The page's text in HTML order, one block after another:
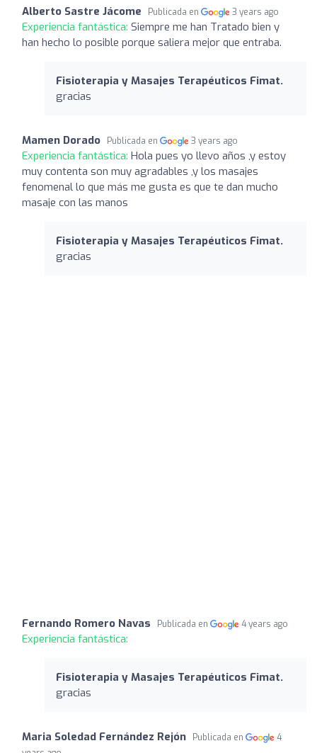
Alberto Sastre Jácome Publicada en 3 years ago
Experiencia fantástica: Siempre me han Tratado bien y
han hecho lo posible porque saliera mejor que entraba.
Fisioterapia y Masajes Terapéuticos Fimat.
gracias
Mamen Dorado Publicada en 3 years ago
Experiencia fantástica: Hola pues yo llevo años ,y estoy
muy contenta son muy agradables ,y los masajes
fenomenal lo que más me gusta es que te dan mucho
masaje con las manos
Fisioterapia y Masajes Terapéuticos Fimat.
gracias
Fernando Romero Navas Publicada en 4 years ago
Experiencia fantástica:
Fisioterapia y Masajes Terapéuticos Fimat.
gracias
Maria Soledad Fernández Rejón Publicada en
4